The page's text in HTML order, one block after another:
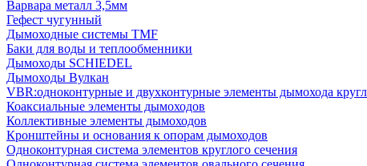
Варвара металл 3,5мм
Гефест чугунный
Дымоходные системы TMF
Баки для воды и теплообменники
Дымоходы SCHIEDEL
Дымоходы Вулкан
VBR:одноконтурные и двухконтурные элементы дымохода
Коаксиальные элементы дымоходов
Коллективные элементы дымоходов
Кронштейны и основания к опорам дымоходов
Одноконтурная система элементов круглого сечения